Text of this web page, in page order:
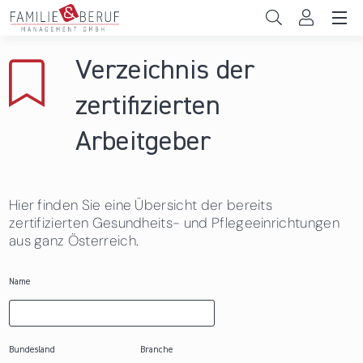
Direkt zum Inhalt
Gemeinden
Das sind wir
News & Events
Verzeichnis der
zertifizierten
Arbeitgeber
Hier finden Sie eine Übersicht der bereits
zertifizierten Gesundheits- und Pflegeeinrichtungen
aus ganz Österreich.
Name
Bundesland Branche